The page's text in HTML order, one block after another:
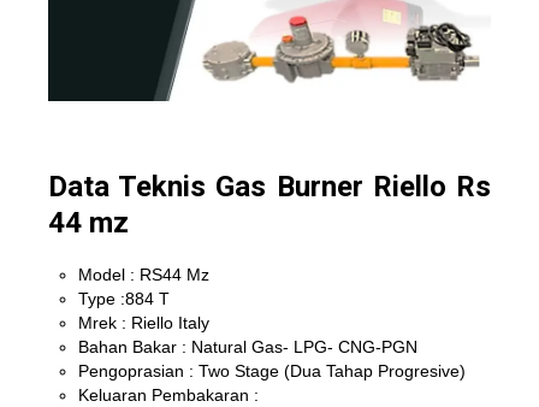
Data Teknis Gas Burner Riello Rs
44 mz
Model : RS44 Mz
Type :884 T
Mrek : Riello Italy
Bahan Bakar : Natural Gas- LPG- CNG-PGN
Pengoprasian : Two Stage (Dua Tahap Progresive)
Keluaran Pembakaran :